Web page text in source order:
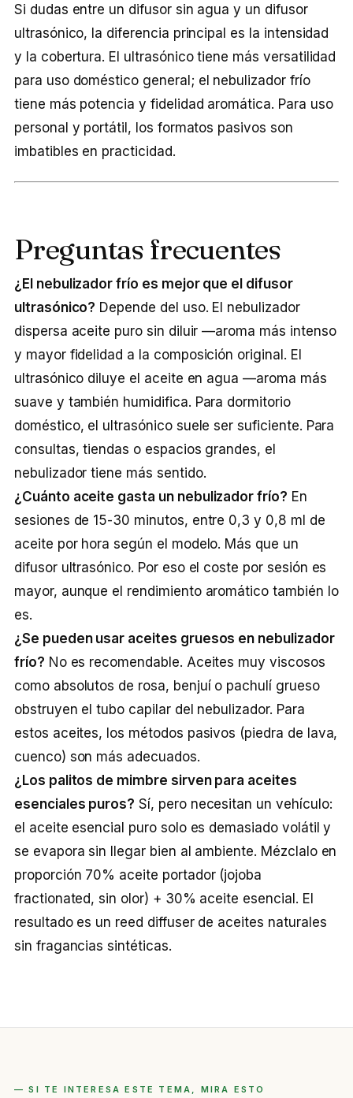
Si dudas entre un difusor sin agua y un difusor
ultrasónico, la diferencia principal es la intensidad
y la cobertura. El ultrasónico tiene más versatilidad
para uso doméstico general; el nebulizador frío
tiene más potencia y fidelidad aromática. Para uso
personal y portátil, los formatos pasivos son
imbatibles en practicidad.
Preguntas frecuentes
¿El nebulizador frío es mejor que el difusor
ultrasónico? Depende del uso. El nebulizador
dispersa aceite puro sin diluir —aroma más intenso
y mayor fidelidad a la composición original. El
ultrasónico diluye el aceite en agua —aroma más
suave y también humidifica. Para dormitorio
doméstico, el ultrasónico suele ser suficiente. Para
consultas, tiendas o espacios grandes, el
nebulizador tiene más sentido.
¿Cuánto aceite gasta un nebulizador frío? En
sesiones de 15-30 minutos, entre 0,3 y 0,8 ml de
aceite por hora según el modelo. Más que un
difusor ultrasónico. Por eso el coste por sesión es
mayor, aunque el rendimiento aromático también lo
es.
¿Se pueden usar aceites gruesos en nebulizador
frío? No es recomendable. Aceites muy viscosos
como absolutos de rosa, benjuí o pachulí grueso
obstruyen el tubo capilar del nebulizador. Para
estos aceites, los métodos pasivos (piedra de lava,
cuenco) son más adecuados.
¿Los palitos de mimbre sirven para aceites
esenciales puros? Sí, pero necesitan un vehículo:
el aceite esencial puro solo es demasiado volátil y
se evapora sin llegar bien al ambiente. Mézclalo en
proporción 70% aceite portador (jojoba
fractionated, sin olor) + 30% aceite esencial. El
resultado es un reed diffuser de aceites naturales
sin fragancias sintéticas.
— SI TE INTERESA ESTE TEMA, MIRA ESTO